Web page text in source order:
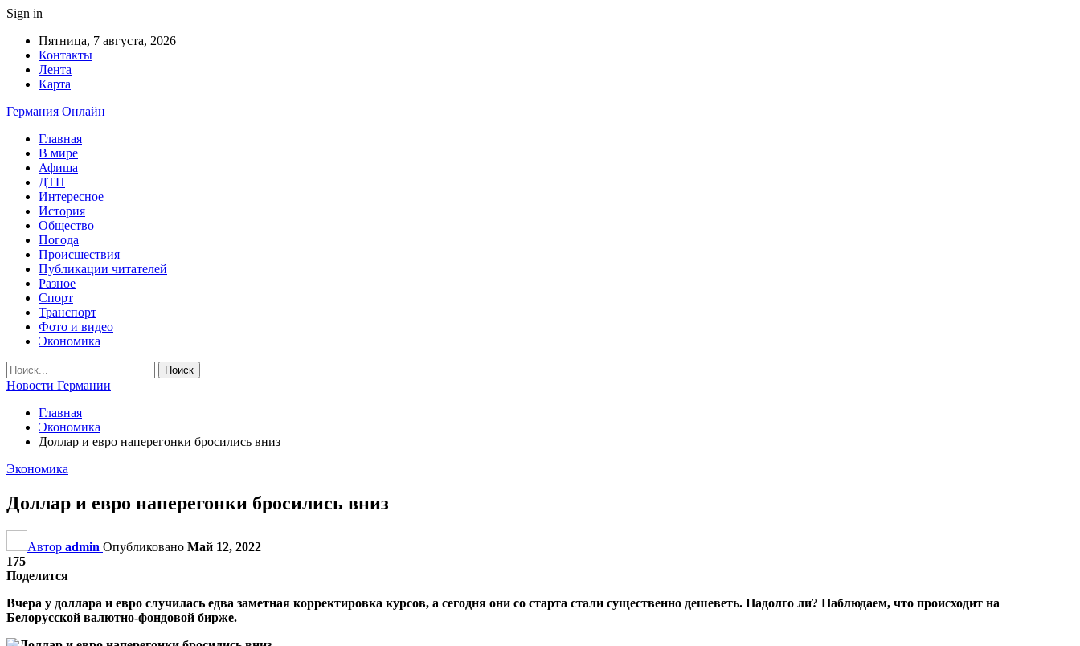
Sign in
Пятница, 7 августа, 2026
Контакты
Лента
Карта
Германия Онлайн
Главная
В мире
Афиша
ДТП
Интересное
История
Общество
Погода
Происшествия
Публикации читателей
Разное
Спорт
Транспорт
Фото и видео
Экономика
Новости Германии
Главная
Экономика
Доллар и евро наперегонки бросились вниз
Экономика
Доллар и евро наперегонки бросились вниз
Автор admin Опубликовано Май 12, 2022
175
Поделится
Вчера у доллара и евро случилась едва заметная корректировка курсов, а сегодня они со старта стали существенно дешеветь. Надолго ли? Наблюдаем, что происходит на
Белорусской валютно-фондовой бирже.